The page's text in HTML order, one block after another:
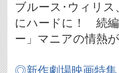
ブルース･ウィリ
にハードに！ 続編
ー」マニアの情熱